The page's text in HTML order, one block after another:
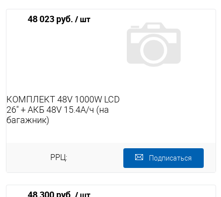
48 023 руб. / шт
КОМПЛЕКТ 48V 1000W LCD
26" + АКБ 48V 15.4А/ч (на
багажник)
РРЦ:
48 300 руб.
Подписаться